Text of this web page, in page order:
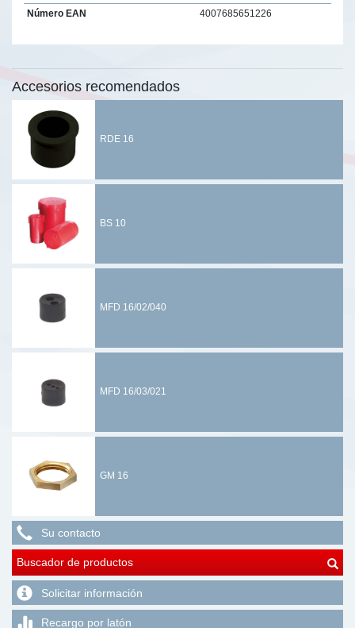
Número EAN
4007685651226
Accesorios recomendados
RDE 16
BS 10
MFD 16/02/040
MFD 16/03/021
GM 16
Su contacto
Buscador de productos
Solicitar información
Recargo por latón